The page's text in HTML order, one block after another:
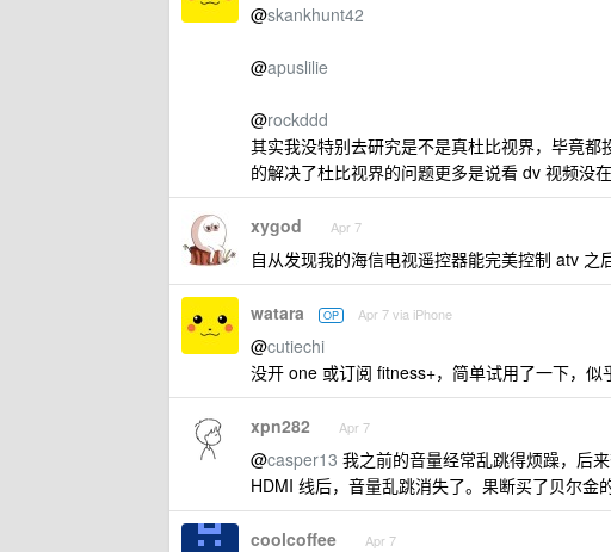
@skankhunt42
@apuslilie
@rockddd
其实我没特别去研究是不是真杜比视界，毕竟
的解决了杜比视界的问题更多是说看 dv 视频没
xygod Apr 7
自从发现我的海信电视遥控器能完美控制 atv 之
watara OP Apr 7 via iPhone
@cutiechi
没开 one 或订阅 fitness+，简单试用了一下，
xpn282 Apr 7
@casper13 我之前的音量经常乱跳得烦躁，后
HDMI 线后，音量乱跳消失了。果断买了贝尔金
coolcoffee Apr 7